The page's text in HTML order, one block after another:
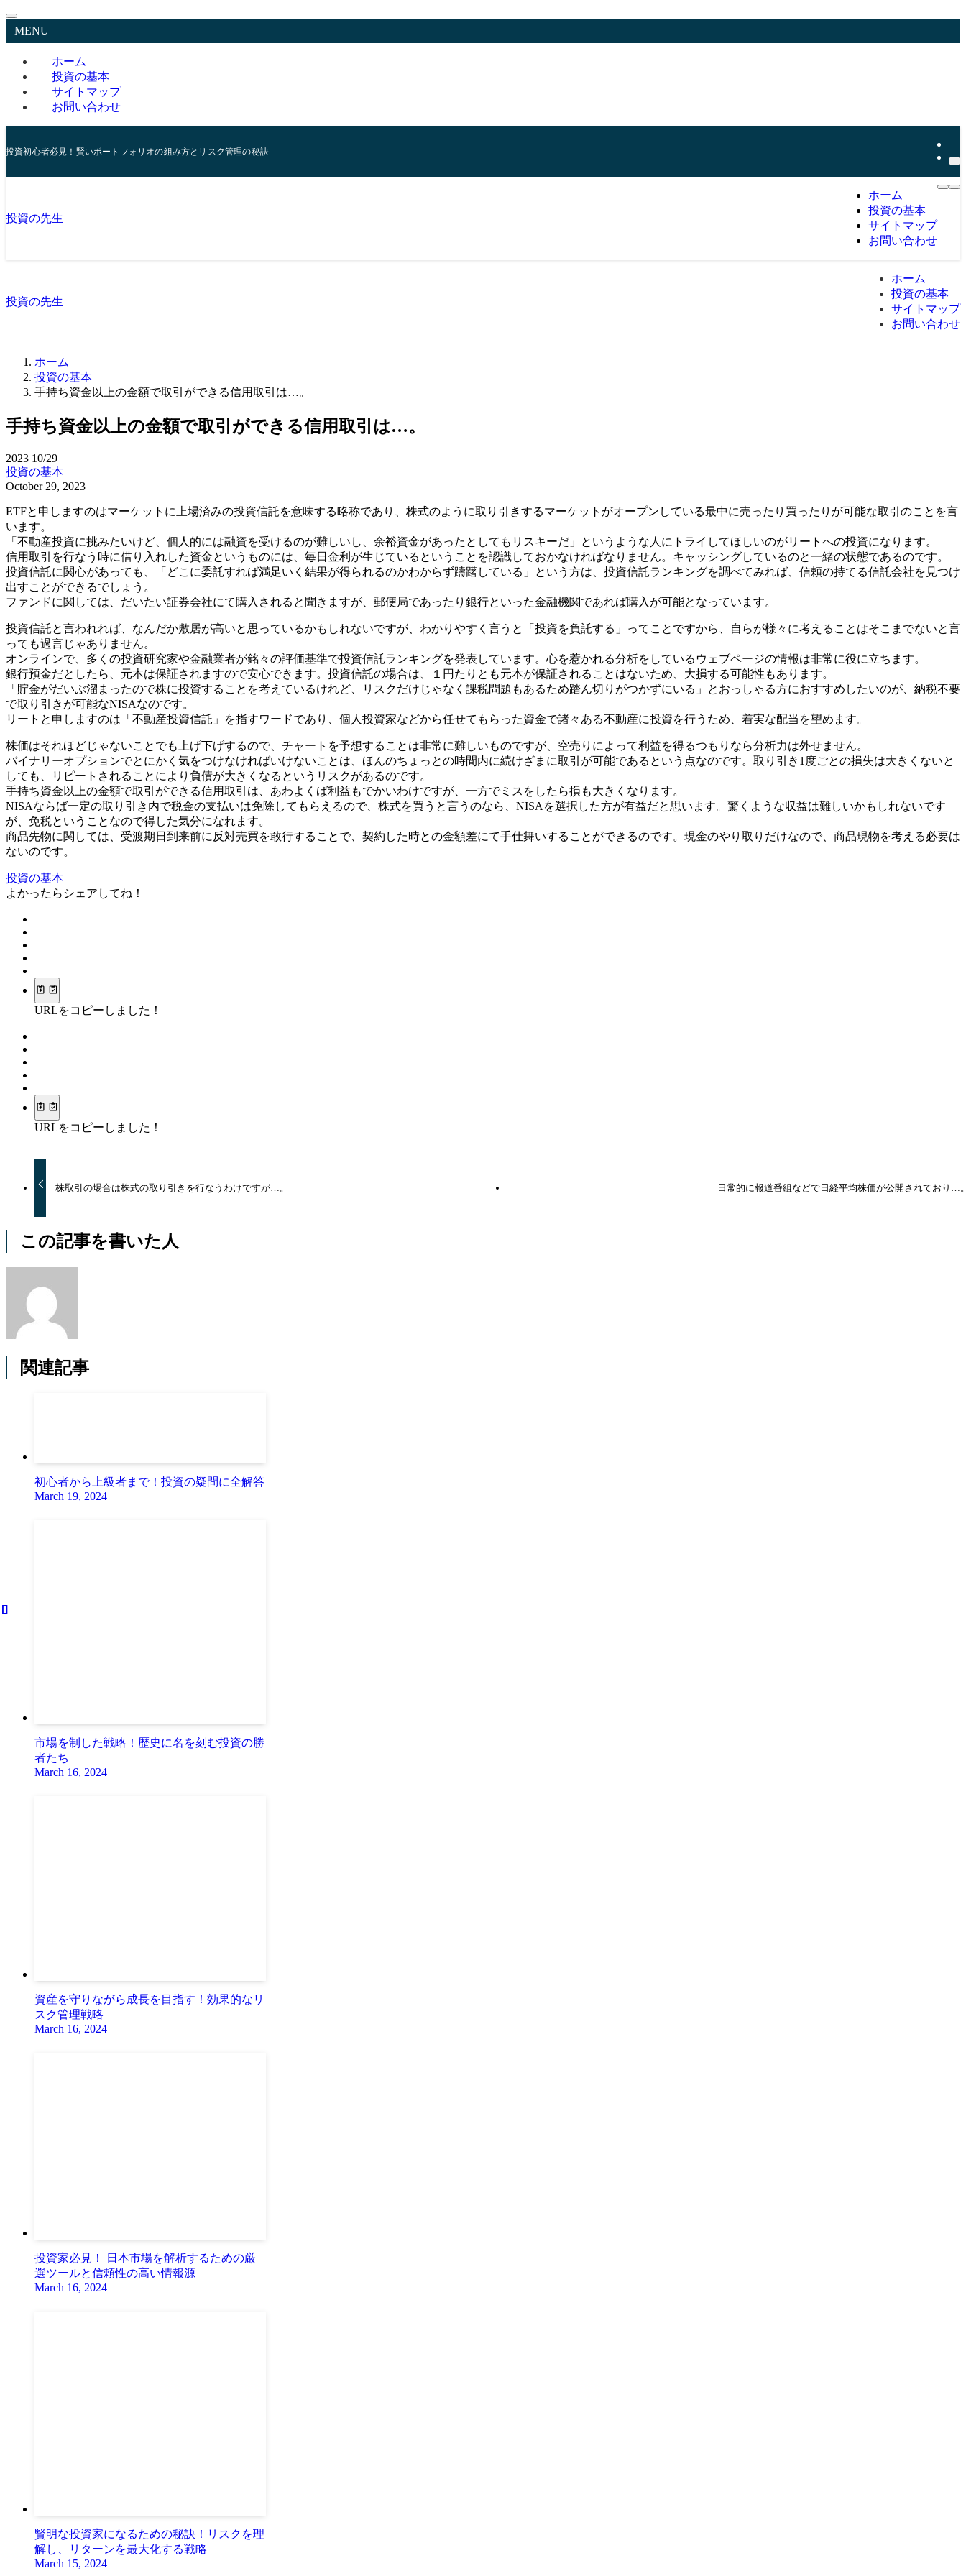
MENU
ホーム
投資の基本
サイトマップ
お問い合わせ
投資初心者必見！賢いポートフォリオの組み方とリスク管理の秘訣
投資の先生
ホーム
投資の基本
サイトマップ
お問い合わせ
投資の先生
ホーム
投資の基本
サイトマップ
お問い合わせ
ホーム
投資の基本
手持ち資金以上の金額で取引ができる信用取引は…。
手持ち資金以上の金額で取引ができる信用取引は…。
2023 10/29
投資の基本
October 29, 2023
ETFと申しますのはマーケットに上場済みの投資信託を意味する略称であり、株式のように取り引きするマーケットがオープンしている最中に売ったり買ったりが可能な取引のことを言
います。
「不動産投資に挑みたいけど、個人的には融資を受けるのが難しいし、余裕資金があったとしてもリスキーだ」というような人にトライしてほしいのがリートへの投資になります。
信用取引を行なう時に借り入れした資金というものには、毎日金利が生じているということを認識しておかなければなりません。キャッシングしているのと一緒の状態であるのです。
投資信託に関心があっても、「どこに委託すれば満足いく結果が得られるのかわからず躊躇している」という方は、投資信託ランキングを調べてみれば、信頼の持てる信託会社を見つけ
出すことができるでしょう。
ファンドに関しては、だいたい証券会社にて購入されると聞きますが、郵便局であったり銀行といった金融機関であれば購入が可能となっています。
投資信託と言われれば、なんだか敷居が高いと思っているかもしれないですが、わかりやすく言うと「投資を負託する」ってことですから、自らが様々に考えることはそこまでないと言
っても過言じゃありません。
オンラインで、多くの投資研究家や金融業者が銘々の評価基準で投資信託ランキングを発表しています。心を惹かれる分析をしているウェブページの情報は非常に役に立ちます。
銀行預金だとしたら、元本は保証されますので安心できます。投資信託の場合は、１円たりとも元本が保証されることはないため、大損する可能性もあります。
「貯金がだいぶ溜まったので株に投資することを考えているけれど、リスクだけじゃなく課税問題もあるため踏ん切りがつかずにいる」とおっしゃる方におすすめしたいのが、納税不要
で取り引きが可能なNISAなのです。
リートと申しますのは「不動産投資信託」を指すワードであり、個人投資家などから任せてもらった資金で諸々ある不動産に投資を行うため、着実な配当を望めます。
株価はそれほどじゃないことでも上げ下げするので、チャートを予想することは非常に難しいものですが、空売りによって利益を得るつもりなら分析力は外せません。
バイナリーオプションでとにかく気をつけなければいけないことは、ほんのちょっとの時間内に続けざまに取引が可能であるという点なのです。取り引き1度ごとの損失は大きくないと
しても、リピートされることにより負債が大きくなるというリスクがあるのです。
手持ち資金以上の金額で取引ができる信用取引は、あわよくば利益もでかいわけですが、一方でミスをしたら損も大きくなります。
NISAならば一定の取り引き内で税金の支払いは免除してもらえるので、株式を買うと言うのなら、NISAを選択した方が有益だと思います。驚くような収益は難しいかもしれないです
が、免税ということなので得した気分になれます。
商品先物に関しては、受渡期日到来前に反対売買を敢行することで、契約した時との金額差にて手仕舞いすることができるのです。現金のやり取りだけなので、商品現物を考える必要は
ないのです。
投資の基本
よかったらシェアしてね！
URLをコピーしました！
URLをコピーしました！
株取引の場合は株式の取り引きを行なうわけですが…。 日常的に報道番組などで日経平均株価が公開されており…
この記事を書いた人
関連記事
初心者から上級者まで！投資の疑問に全解答
March 19, 2024
市場を制した戦略！歴史に名を刻む投資の勝
者たち
March 16, 2024
資産を守りながら成長を目指す！効果的なリ
スク管理戦略
March 16, 2024
投資家必見！ 日本市場を解析するための厳
選ツールと信頼性の高い情報源
March 16, 2024
賢明な投資家になるための秘訣！リスクを理
解し、リターンを最大化する戦略
March 15, 2024